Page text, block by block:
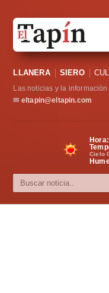
Sociedad
Política
Cultura
LLANERA SIERO
Las noticias y la
✉ eltapin@eltapin.com
Cielo